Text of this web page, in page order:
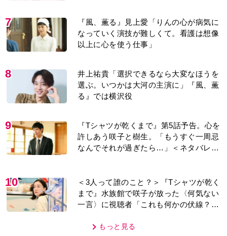
7
『風、薫る』見上愛「りんの心が病気に
なっていく演技が難しくて。看護は想像
以上に心を使う仕事」
8
井上祐貴「選択できるなら大変なほうを
選ぶ。いつかは大河の主演に」『風、薫
る』では横沢役
9
『Tシャツが乾くまで』第5話予告。心を
許しあう咲子と樹生。「もうすぐ一周忌
なんでそれが過ぎたら…」＜ネタバレあ
10
＜3人って誰のこと？＞『Tシャツが乾く
まで』水族館で咲子が放った〈何気ない
一言〉に視聴者「これも何かの伏線？」
もっと見る